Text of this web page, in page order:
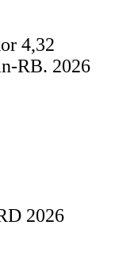
4,32
RB. 2026
2026